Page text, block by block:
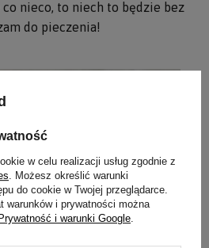
co nieco, to niech to będzie bez
do pieczenia!
w celu realizacji usług zgodnie z
. Możesz określić warunki
do cookie w Twojej przeglądarce.
warunków i prywatności można
i warunki Google